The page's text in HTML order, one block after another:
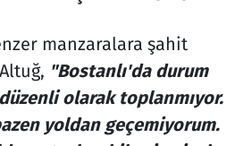
manzaralara şahit
"Bostanlı'da durum
olarak toplanmıyor.
yoldan geçemiyorum.